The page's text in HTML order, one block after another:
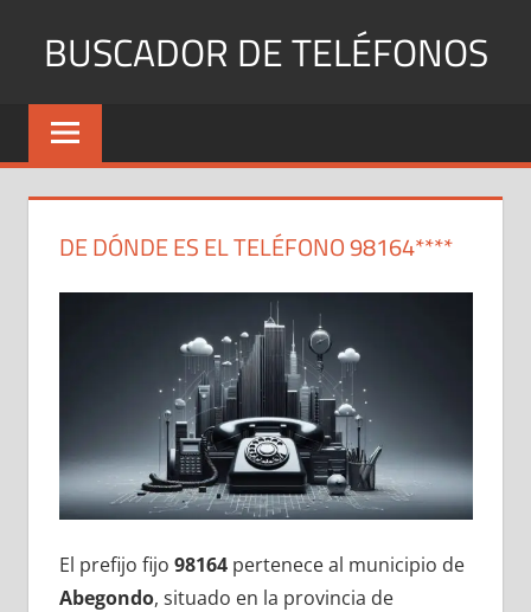
BUSCADOR DE TELÉFONOS
Identifica
Números
y
DE DÓNDE ES EL TELÉFONO 98164****
El prefijo fijo 98164pertenece al municipio dе
Abegondo, situado en la provincia dе